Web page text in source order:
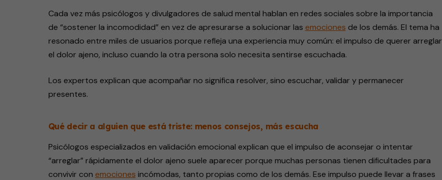
Cada vez más psicólogos y divulgadores de salud mental hablan en redes sociales sobre la importancia
de “sostener la incomodidad” en vez de apresurarse a solucionar las emociones de los demás. El tema ha
resonado entre miles de usuarios porque refleja una experiencia muy común: el impulso de querer arreglar
el dolor ajeno, incluso cuando la otra persona solo necesita sentirse escuchada.
Los expertos explican que acompañar no significa resolver, sino escuchar, validar y permanecer
presentes.
Qué decir a alguien que está triste: menos consejos, más escucha
Psicólogos especializados en validación emocional explican que el impulso de aconsejar o intentar
“arreglar” rápidamente el dolor ajeno suele aparecer porque muchas personas tienen dificultades para
convivir con emociones incómodas, tanto propias como de los demás. Ese impulso puede llevar a frases